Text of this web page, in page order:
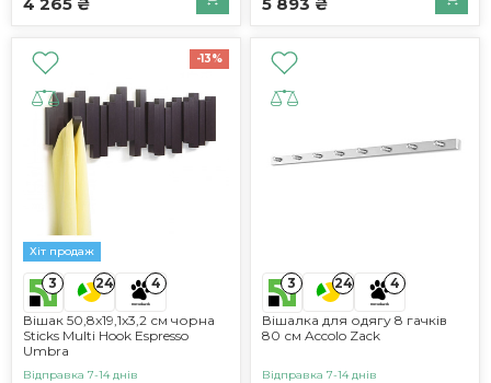
Хіт продаж
3 24 4
Вішак 50,8x19,1x3,2 см чорна
Sticks Multi Hook Espresso
Umbra
-13%
Відправка 7-14 днів
3 24 4
Вішалка для одягу 8 гачків
80 см Accolo Zack
Відправка 7-14 днів